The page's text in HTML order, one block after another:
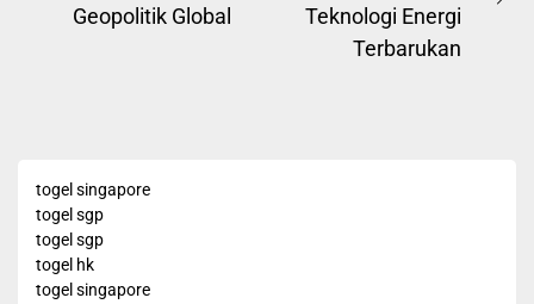
Geopolitik Global
Teknologi Energi
Terbarukan
togel singapore
togel sgp
togel sgp
togel hk
togel singapore